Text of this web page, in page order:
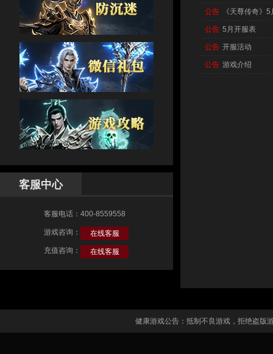
客服中心
客服电话：400-8559558
游戏咨询：
在线客服
充值咨询：
在线客服
公告 《天尊传奇》
公告 5月开服表
公告 开服活动
公告 游戏介绍
健康游戏公告：抵制不良游戏，拒绝盗版